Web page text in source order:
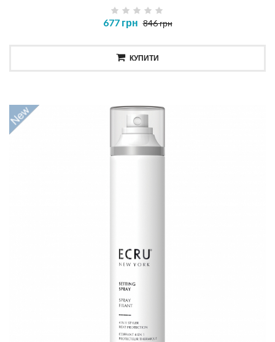
677 грн 846 грн
КУПИТИ